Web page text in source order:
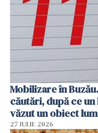
Mobilizare în
căutări, după ce un
văzut un obiect
27 IULIE 2026